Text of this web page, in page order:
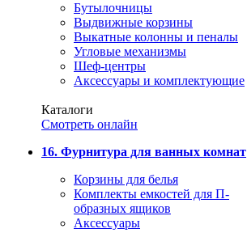
Бутылочницы
Выдвижные корзины
Выкатные колонны и пеналы
Угловые механизмы
Шеф-центры
Аксессуары и комплектующие
Каталоги
Смотреть онлайн
16. Фурнитура для ванных комнат
Корзины для белья
Комплекты емкостей для П-
образных ящиков
Аксессуары